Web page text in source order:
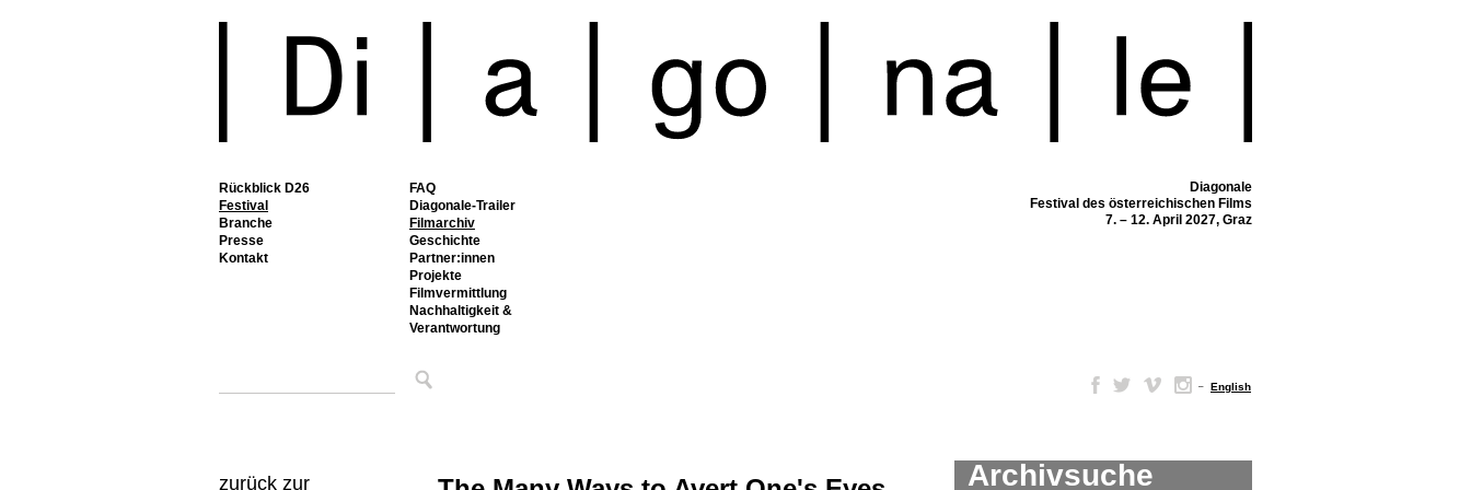
Rückblick D26
Festival
FAQ
Diagonale-Trailer
Filmarchiv
Geschichte
Partner:innen
Projekte
Filmvermittlung
Nachhaltigkeit &
Verantwortung
Branche
Presse
Kontakt
Diagonale
Festival des österreichischen Films
7. – 12. April 2027, Graz
– English
zurück zur Archivsuche